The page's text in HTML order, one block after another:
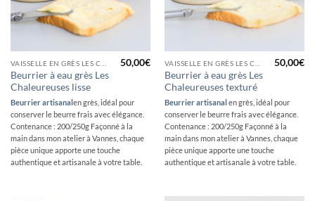
Beurrier à eau grès Les
Chaleureuses lisse
50,00€
Beurrier artisanal en grès, idéal pour
conserver le beurre frais avec élégance.
Contenance : 200/250g Façonné à la
main dans mon atelier à Vannes, chaque
pièce unique apporte une touche
authentique et artisanale à votre table.
Beurrier à eau grès Les
Chaleureuses texturé
50,00€
Beurrier artisanal en grès, idéal pour
conserver le beurre frais avec élégance.
Contenance : 200/250g Façonné à la
main dans mon atelier à Vannes, chaque
pièce unique apporte une touche
authentique et artisanale à votre table.